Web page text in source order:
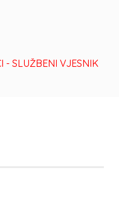
- SLUŽBENI VJESNIK